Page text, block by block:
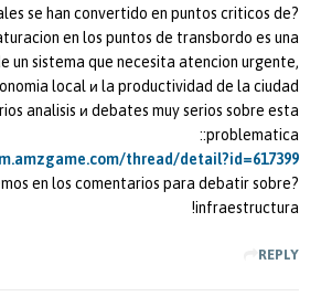
se han convertido en puntos criticos de
en los puntos de transbordo es una
un sistema que necesita atencion urgente,
local и la productividad de la ciudad.
analisis и debates muy serios sobre esta
problematica::
thread/detail?id=617399
en los comentarios para debatir sobre
infraestructura!
REPLY